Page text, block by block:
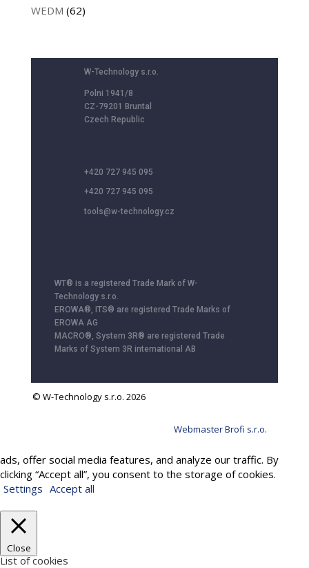
WEDM (62)
W-Technology s.r.o.
Polni 1941/8
CZ-79201 Bruntal
Czech Republic
+420 727 945 095
+420 727 945 095
tools@w-technology.cz
WT® is a registered Trade Mark of W-
Technology s.r.o.
EROWA®, ITS® are registered Trade Marks of
EROWA AG
MACRO®, System 3R® are registered Trade
Marks of System 3R international AB
© W-Technology s.r.o. 2026
Webmaster Brofi s.r.o.
ads, offer social media features, and analyze our traffic. By
clicking “Accept all”, you consent to the storage of cookies.
Settings Accept all
Close
List of cookies